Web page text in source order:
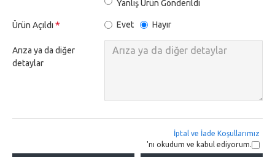
Yanlış Ürün Gönderildi
Ürün Açıldı Evet Hayır
Arıza ya da diğer
detaylar
İptal ve İade Koşullarımız
'nı okudum ve kabul ediyorum.